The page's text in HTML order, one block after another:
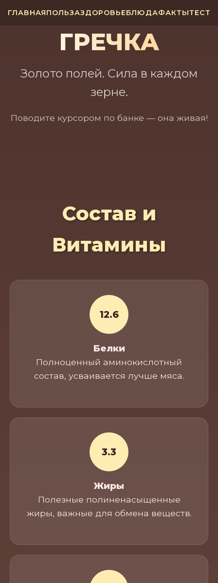
ГЛАВНАЯПОЛЬЗАЗДОРОВЬЕБЛЮДАФАКТЫТЕСТ
ГРЕЧКА
Золото полей. Сила в каждом
зерне.
Поводите курсором по банке — она живая!
Состав и
Витамины
12.6
Белки
Полноценный аминокислотный
состав, усваивается лучше мяса.
3.3
Жиры
Полезные полиненасыщенные
жиры, важные для обмена веществ.